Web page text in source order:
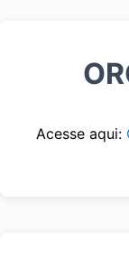
Acesse aqui: